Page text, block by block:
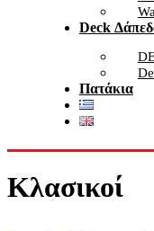
Deck
Πατάκια
Κλασικοί